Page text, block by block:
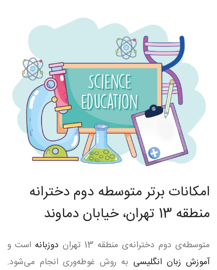
امکانات برتر متوسطه دوم دخترانه
منطقه 13 تهران، خیابان دماوند
متوسطه‌ی دوم دخترانه‌ی منطقه 13 تهران دوزبانه است و
آموزش زبان انگلیسی به روش غوطه‌وری انجام می‌شود.